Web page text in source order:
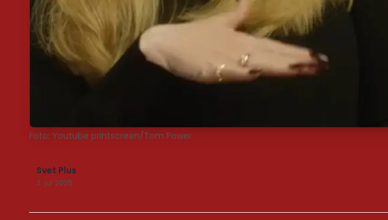
Foto: Youtube printscreen/Tom Power
Svet Plus
3. jul 2025.